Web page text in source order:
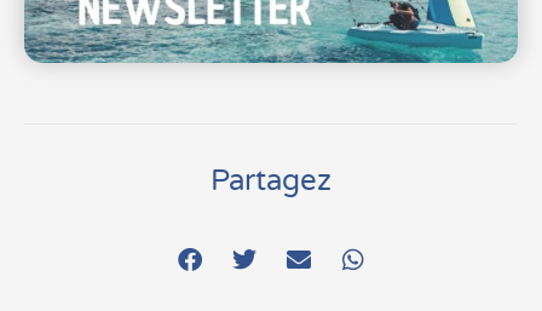
Partagez